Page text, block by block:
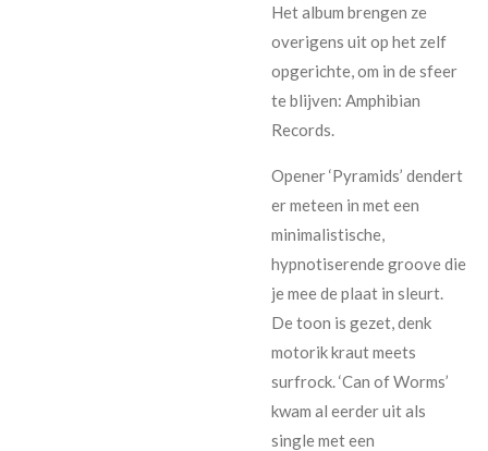
Het album brengen ze
overigens uit op het zelf
opgerichte, om in de sfeer
te blijven: Amphibian
Records.
Opener ‘Pyramids’ dendert
er meteen in met een
minimalistische,
hypnotiserende groove die
je mee de plaat in sleurt.
De toon is gezet, denk
motorik kraut meets
surfrock. ‘Can of Worms’
kwam al eerder uit als
single met een